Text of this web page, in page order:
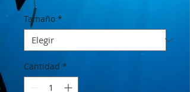
Tamaño *
Cantidad *